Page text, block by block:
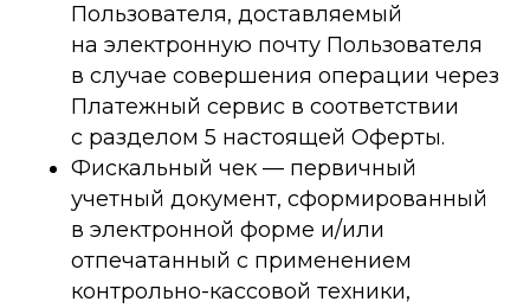
Пользователя, доставляемый
на электронную почту Пользователя
в случае совершения операции через
Платежный сервис в соответствии
с разделом 5 настоящей Оферты.
Фискальный чек — первичный
учетный документ, сформированный
в электронной форме и/или
отпечатанный с применением
контрольно-кассовой техники,